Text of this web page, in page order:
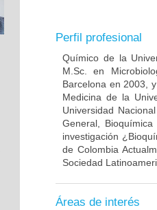
Perfil profesional
Químico de la
M.Sc. en
Barcelona en 2003,
Medicina de la
Universidad
General,
investigación
de Colombia
Sociedad
Áreas de interés